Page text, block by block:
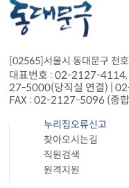
[02565]서울시 동대문구 천
대표번호 : 02-2127-
27-5000(당직실 연결) |
FAX : 02-2127-5096 (종
누리집오류신고
찾아오시는길
직원검색
원격지원